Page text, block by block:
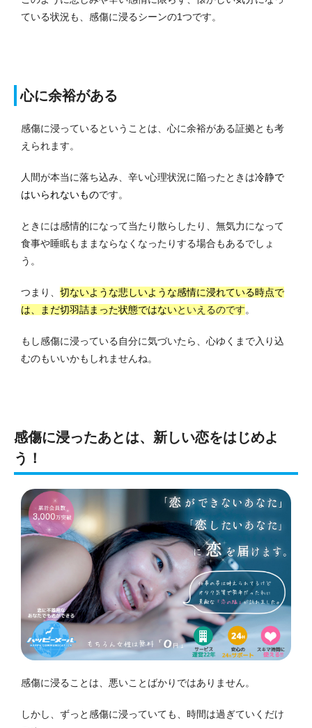
ている状況も、感傷に浸るシーンの1つです。
心に余裕がある
感傷に浸っているということは、心に余裕がある証拠とも考
えられます。
人間が本当に落ち込み、辛い心理状況に陥ったときは冷静で
はいられないものです。
ときには感情的になって当たり散らしたり、無気力になって
食事や睡眠もままならなくなったりする場合もあるでしょ
う。
つまり、 切ないような悲しいような感情に浸れている時点で
は、まだ切羽詰まった状態ではないといえるのです。
もし感傷に浸っている自分に気づいたら、心ゆくまで入り込
むのもいいかもしれませんね。
感傷に浸ったあとは、新しい恋をはじめよ
う！
感傷に浸ることは、悪いことばかりではありません。
しかし、ずっと感傷に浸っていても、時間は過ぎていくだけ